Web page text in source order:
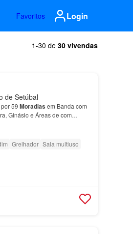
Favoritos Login
1-30 de 30 vivendas
de Setúbal
59 Moradias em Banda com
Ginásio e Áreas de com
Grelhador Sala multiuso